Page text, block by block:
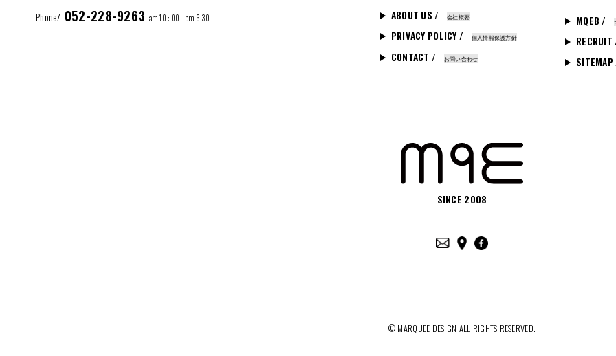
ABOUT US / 会社概要
PRIVACY POLICY / 個人情報保護方針
CONTACT / お問い合わせ
MQEB /
RECRUIT
Phone/ 052-228-9263 am 10 : 00 - pm 6:30
SINCE 2008
© MARQUEE DESIGN ALL RIGHTS RESERVED.